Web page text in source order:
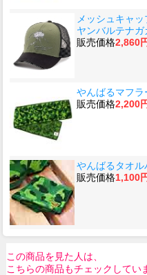
メッシュキャッ
ヤンバルテナ
販売価格2,860
やんばるマフ
販売価格2,200
やんばるタオ
販売価格1,100
この商品を見た人は、
こちらの商品もチェックしてい